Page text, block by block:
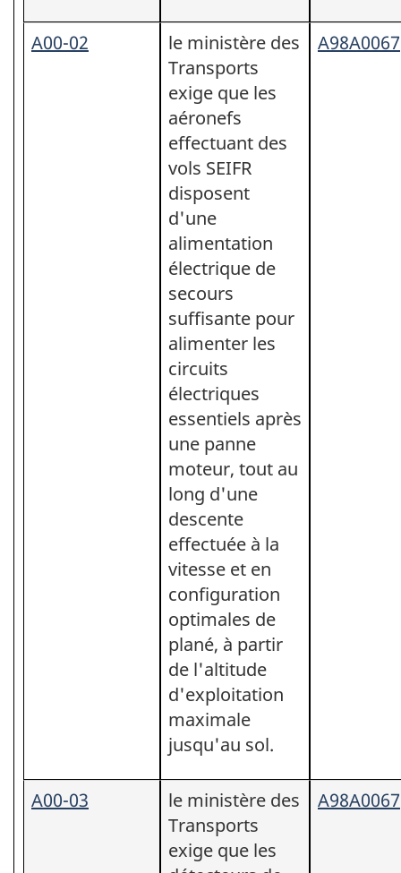
A00-02
le ministère des
Transports
exige que les
aéronefs
effectuant des
vols SEIFR
disposent
d'une
alimentation
électrique de
secours
suffisante pour
alimenter les
circuits
électriques
essentiels après
une panne
moteur, tout au
long d'une
descente
effectuée à la
vitesse et en
configuration
optimales de
plané, à partir
de l'altitude
d'exploitation
maximale
jusqu'au sol.
A98A0067
A00-03
le ministère des
Transports
exige que les
A98A0067